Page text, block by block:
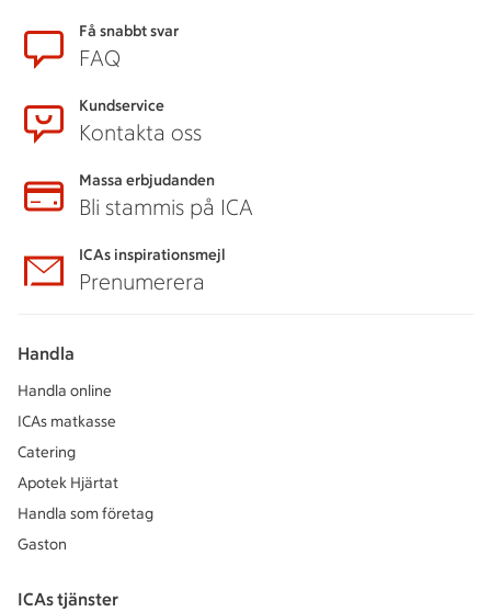
SidfotFå snabbt svar
FAQ
Kundservice
Kontakta oss
Massa erbjudanden
Bli stammis på ICA
ICAs inspirationsmejl
Prenumerera
Handla
Handla online
ICAs matkasse
Catering
Apotek Hjärtat
Handla som företag
Gaston
ICAs tjänster